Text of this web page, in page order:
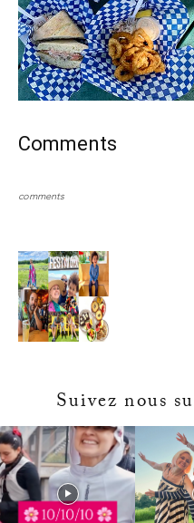
Comments
comments
Suivez nous